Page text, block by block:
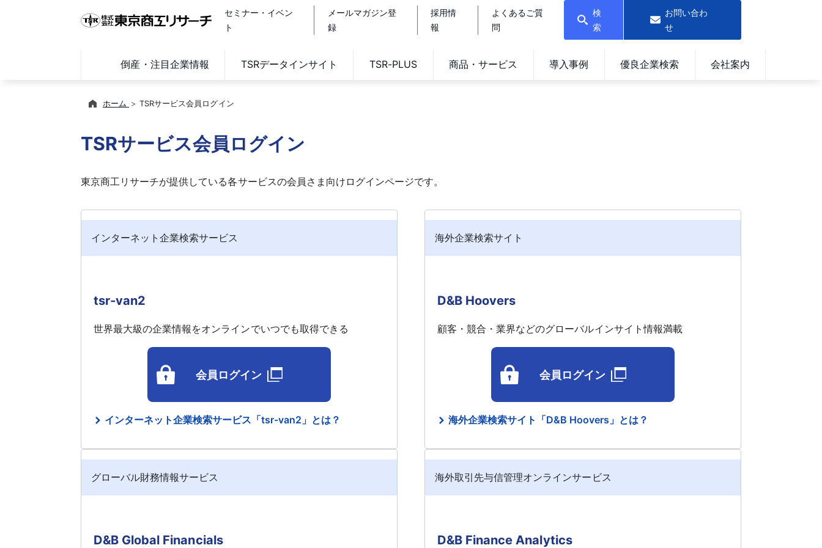
セミナー・イベン
ト
メールマガジン登
録
採用情
報
よくあるご質
問
検
索
お問い合わ
せ
倒産・注目企業情報 TSRデータインサイト TSR-PLUS 商品・サービス 導入事例 優良企業検索 会社案内
ホーム TSRサービス会員ログイン
TSRサービス会員ログイン
東京商工リサーチが提供している各サービスの会員さま向けログインページです。
インターネット企業検索サービス
tsr-van2
世界最大級の企業情報をオンラインでいつでも取得できる
会員ログイン
インターネット企業検索サービス「tsr-van2」とは？
海外企業検索サイト
D&B Hoovers
顧客・競合・業界などのグローバルインサイト情報満載
会員ログイン
海外企業検索サイト「D&B Hoovers」とは？
グローバル財務情報サービス
D&B Global Financials
海外取引先与信管理オンラインサービス
D&B Finance Analytics